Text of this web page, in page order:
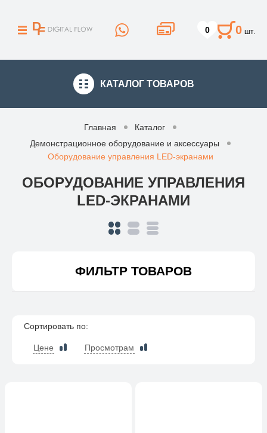
0 0 шт.
КАТАЛОГ ТОВАРОВ
Главная
Каталог
Демонстрационное оборудование и аксессуары
Оборудование управления LED-экранами
ОБОРУДОВАНИЕ УПРАВЛЕНИЯ
LED-ЭКРАНАМИ
ФИЛЬТР ТОВАРОВ
Сортировать по:
Цене Просмотрам